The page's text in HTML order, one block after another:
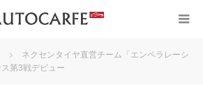
ネクセンタイヤ直営チーム「エンペラレーシ
第3戦デビュー